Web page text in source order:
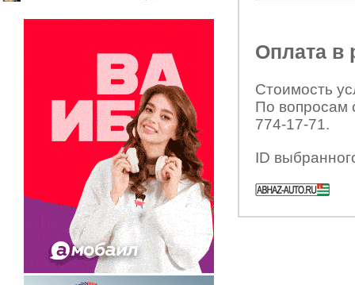
Оплата в
Стоимость
По вопросам
774-17-71.
ID